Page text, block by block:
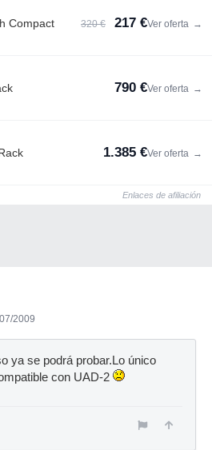
Compact 320 € 217 €Ver oferta →
790 €Ver oferta →
1.385 €Ver oferta →
Enlaces de afiliación
2009
ya se podrá probar.Lo único
con UAD-2